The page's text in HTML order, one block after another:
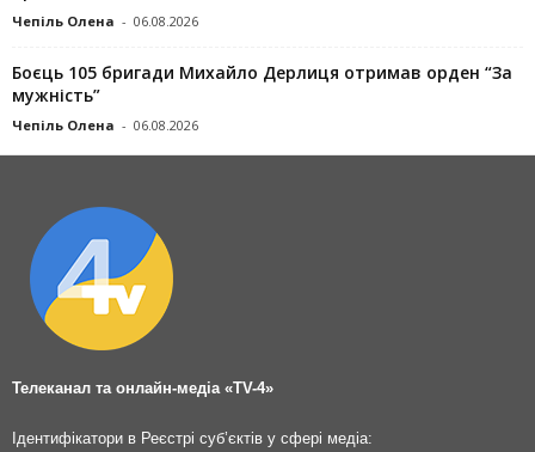
Чепіль Олена - 06.08.2026
Боєць 105 бригади Михайло Дерлиця отримав орден “За
мужність”
Чепіль Олена - 06.08.2026
Телеканал та онлайн-медіа «TV-4»
Ідентифікатори в Реєстрі суб’єктів у сфері медіа: